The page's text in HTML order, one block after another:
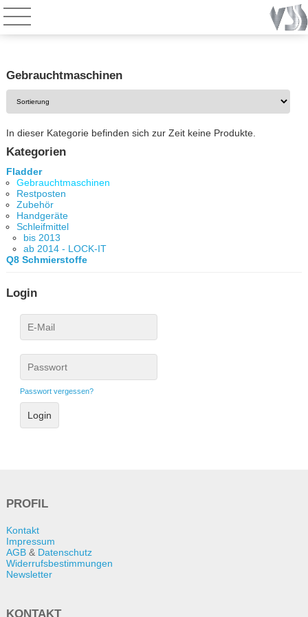
Gebrauchtmaschinen
In dieser Kategorie befinden sich zur Zeit keine Produkte.
Kategorien
Fladder
Gebrauchtmaschinen
Restposten
Zubehör
Handgeräte
Schleifmittel
bis 2013
ab 2014 - LOCK-IT
Q8 Schmierstoffe
Login
Passwort vergessen?
PROFIL
Kontakt
Impressum
AGB& Datenschutz
Widerrufsbestimmungen
Newsletter
KONTAKT